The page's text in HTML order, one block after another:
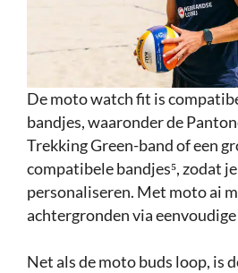
De moto watch fit is
bandjes, waaronder de
Trekking Green-band of een
compatibele bandjes⁵, zodat
personaliseren. Met moto ai
achtergronden via
Net als de moto buds loop, is